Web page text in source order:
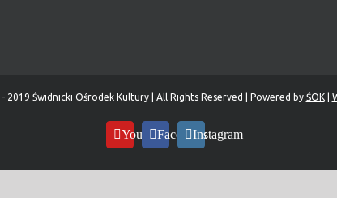
2019 Świdnicki Ośrodek Kultury | All Rights Reserved | Powered by ŚOK|
YouTubeFacebookInstagram